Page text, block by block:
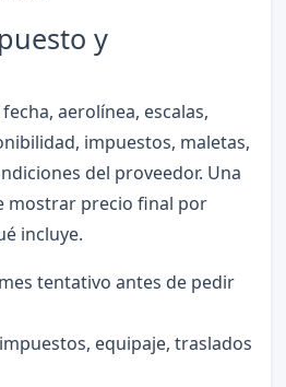
y
aerolínea, escalas,
impuestos, maletas,
del proveedor. Una
mostrar precio final por
incluye.
tentativo antes de pedir
equipaje, traslados